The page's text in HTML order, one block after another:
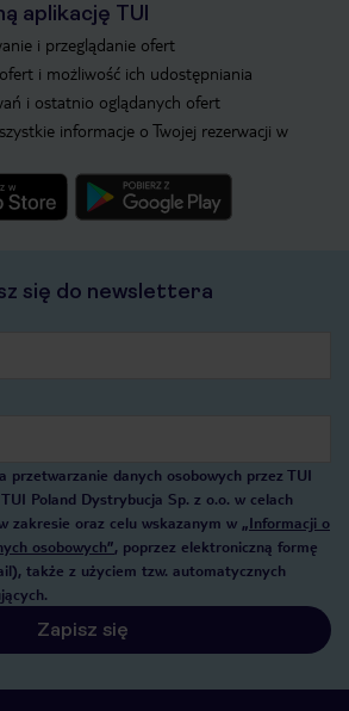
aplikację TUI
i przeglądanie ofert
i możliwość ich udostępniania
i ostatnio oglądanych ofert
informacje o Twojej rezerwacji w
się do newslettera
przetwarzanie danych osobowych przez TUI
Poland Dystrybucja Sp. z o.o. w celach
zakresie oraz celu wskazanym w „Informacji o
osobowych”, poprzez elektroniczną formę
także z użyciem tzw. automatycznych
Zapisz się